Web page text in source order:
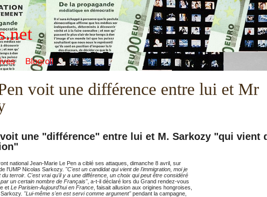
Blogroll
voit une différence entre lui et Mr
une "différence" entre lui et M. Sarkozy "qui vient
national Jean-Marie Le Pen a ciblé ses attaques, dimanche 8 avril, sur
l'UMP Nicolas Sarkozy. "C'est un candidat qui vient de l'immigration, moi je
du terroir. C'est vrai qu'il y a une différence, un choix qui peut être considéré
un certain nombre de Français", a-t-il déclaré lors du Grand rendez-vous
et Le Parisien-Aujourd'hui en France , faisait allusion aux origines hongroises,
"Lui-même s'en est servi comme argument"pendant la campagne,